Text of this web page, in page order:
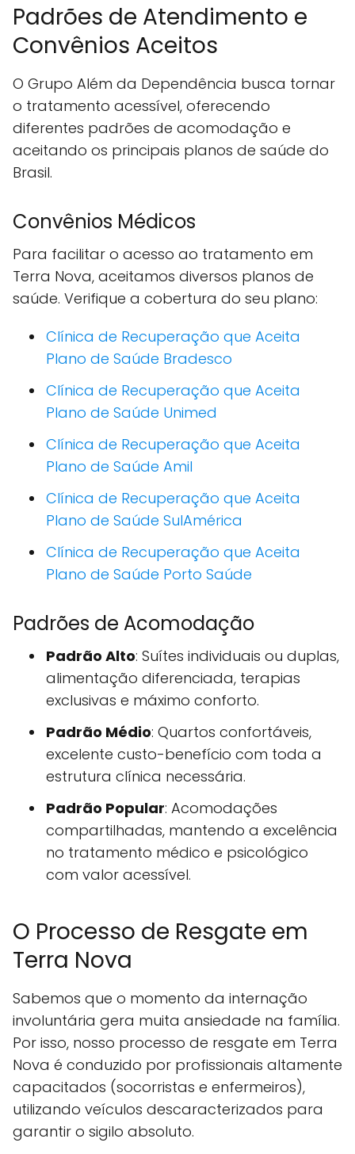
Padrões de Atendimento e
Convênios Aceitos
O Grupo Além da Dependência busca tornar
o tratamento acessível, oferecendo
diferentes padrões de acomodação e
aceitando os principais planos de saúde do
Brasil.
Convênios Médicos
Para facilitar o acesso ao tratamento em
Terra Nova, aceitamos diversos planos de
saúde. Verifique a cobertura do seu plano:
Clínica de Recuperação que Aceita
Plano de Saúde Bradesco
Clínica de Recuperação que Aceita
Plano de Saúde Unimed
Clínica de Recuperação que Aceita
Plano de Saúde Amil
Clínica de Recuperação que Aceita
Plano de Saúde SulAmérica
Clínica de Recuperação que Aceita
Plano de Saúde Porto Saúde
Padrões de Acomodação
Padrão Alto: Suítes individuais ou duplas,
alimentação diferenciada, terapias
exclusivas e máximo conforto.
Padrão Médio: Quartos confortáveis,
excelente custo-benefício com toda a
estrutura clínica necessária.
Padrão Popular: Acomodações
compartilhadas, mantendo a excelência
no tratamento médico e psicológico
com valor acessível.
O Processo de Resgate em
Terra Nova
Sabemos que o momento da internação
involuntária gera muita ansiedade na família.
Por isso, nosso processo de resgate em Terra
Nova é conduzido por profissionais altamente
capacitados (socorristas e enfermeiros),
utilizando veículos descaracterizados para
garantir o sigilo absoluto.